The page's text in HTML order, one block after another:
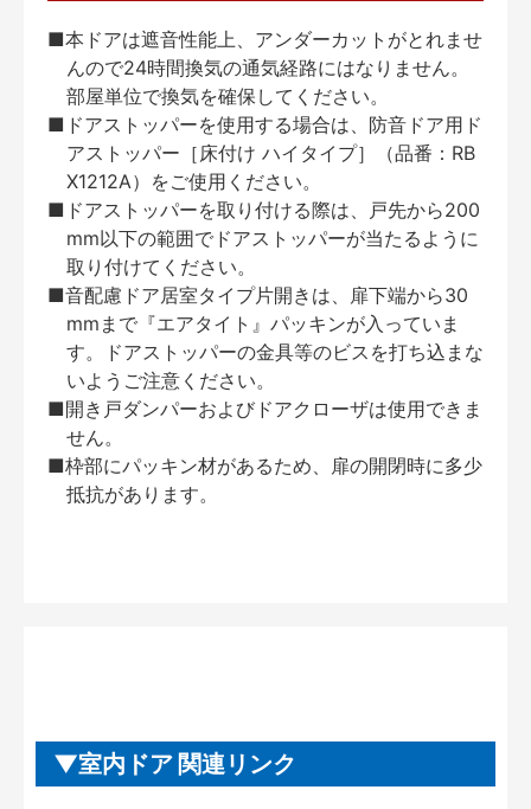
■本ドアは遮音性能上、アンダーカットがとれませ
んので24時間換気の通気経路にはなりません。
部屋単位で換気を確保してください。
■ドアストッパーを使用する場合は、防音ドア用ド
アストッパー［床付け ハイタイプ］（品番：RB
X1212A）をご使用ください。
■ドアストッパーを取り付ける際は、戸先から200
mm以下の範囲でドアストッパーが当たるように
取り付けてください。
■音配慮ドア居室タイプ片開きは、扉下端から30
mmまで『エアタイト』パッキンが入っていま
す。ドアストッパーの金具等のビスを打ち込まな
いようご注意ください。
■開き戸ダンパーおよびドアクローザは使用できま
せん。
■枠部にパッキン材があるため、扉の開閉時に多少
抵抗があります。
室内ドア 関連リンク